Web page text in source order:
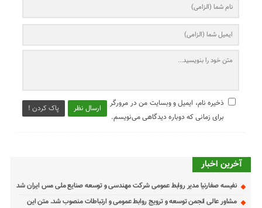
ارسال نظر پاک کردن !
ذخیره نام، ایمیل و وبسایت من در مرورگر
برای زمانی که دوباره دیدگاهی می‌نویسم.
آخرین اخبار
نفیسه صفارنیا مدیر روابط‌ عمومی شرکت مهندسی و توسعه صنایع ملی مس ایران شد
مشاور عالی انجمن توسعه و ترویج روابط عمومی و ارتباطات منصوب شد. متن این